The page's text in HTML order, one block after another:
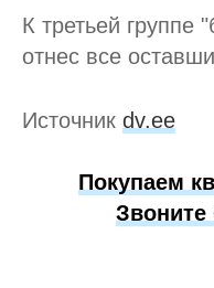
К третьей группе
отнес все
Источник dv.ee
Покупаем
Звоните